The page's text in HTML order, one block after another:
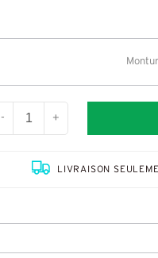
- +
LIVRAISON